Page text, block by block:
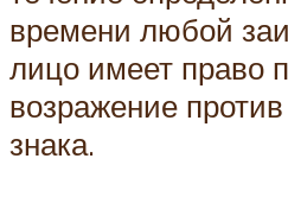
времени любой
лицо имеет право
возражение
знака.